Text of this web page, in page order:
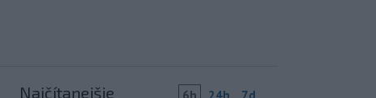
Najčítanejšie